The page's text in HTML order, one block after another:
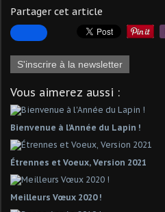
Partager cet article
S'inscrire à la newsletter
Vous aimerez aussi :
Bienvenue à l'Année du Lapin !
Étrennes et Voeux, Version 2021
Meilleurs Vœux 2020 !